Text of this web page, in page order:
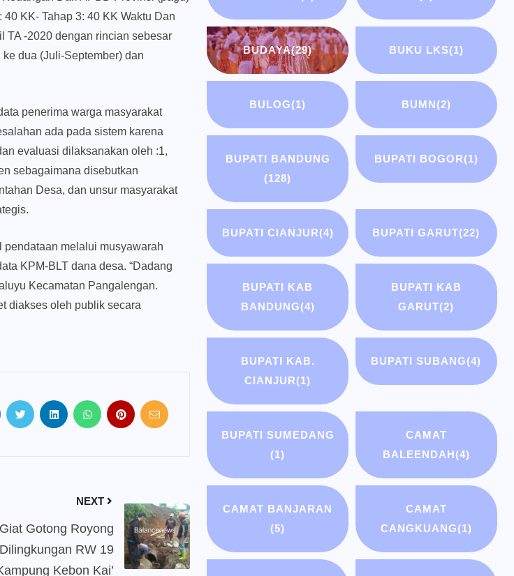
KK- Tahap 3: 40 KK Waktu Dan
TA -2020 dengan rincian sebesar
dua (Juli-September) dan
penerima warga masyarakat
ada pada sistem karena
evaluasi dilaksanakan oleh :1,
sebagaimana disebutkan
Desa, dan unsur masyarakat
melalui musyawarah
KPM-BLT dana desa. “Dadang
Kecamatan Pangalengan.
diakses oleh publik secara
NEXT
Gotong Royong
Dilingkungan RW 19
Kebon Kai’
BUDAYA(29) BUKU LKS(1)
BULOG(1) BUMN(2)
BUPATI BANDUNG
(128)
BUPATI BOGOR(1)
BUPATI CIANJUR(4) BUPATI GARUT(22)
BUPATI KAB
BANDUNG(4)
BUPATI KAB
GARUT(2)
BUPATI KAB.
CIANJUR(1)
BUPATI SUBANG(4)
BUPATI SUMEDANG
(1)
CAMAT
BALEENDAH(4)
CAMAT BANJARAN
(5)
CAMAT
CANGKUANG(1)